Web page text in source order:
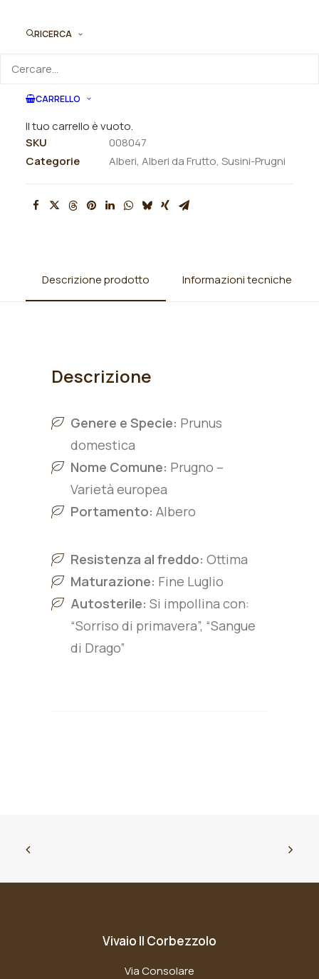
RICERCA
CARRELLO
Il tuo carrello è vuoto.
SKU
008047
Categorie
Alberi, Alberi da Frutto, Susini-Prugni
Descrizione prodotto Informazioni tecniche
Descrizione
Genere e Specie: Prunus
domestica
Nome Comune: Prugno –
Varietà europea
Portamento: Albero
Resistenza al freddo: Ottima
Maturazione: Fine Luglio
Autosterile: Si impollina con:
“Sorriso di primavera”, “Sangue
di Drago”
Vivaio Il Corbezzolo
Via Consolare